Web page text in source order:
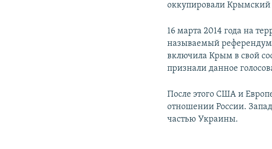
оккупировали Крымский
16 марта 2014 года на
называемый референдум
включила Крым в свой
признали данное
После этого США и
отношении России.
частью Украины.